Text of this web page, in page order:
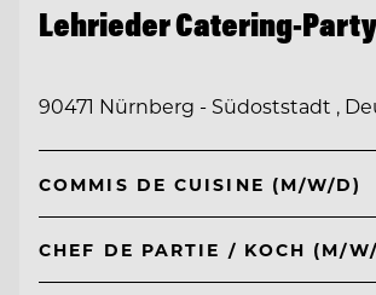
Lehrieder Catering-
90471 Nürnberg - Südoststadt ,
COMMIS DE CUISINE (M/W/D)
CHEF DE PARTIE / KOCH (M/